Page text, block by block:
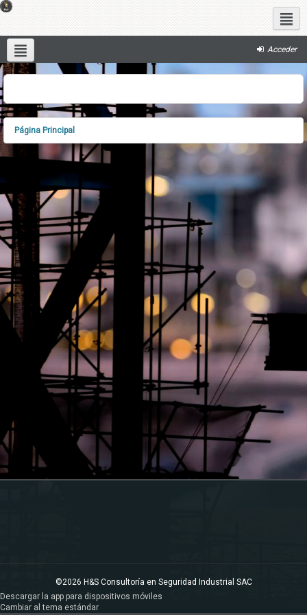
Acceder
Español - Internacional ‎(es)‎
Página Principal
©2026 H&S Consultoría en Seguridad Industrial SAC
Descargar la app para dispositivos móviles
Cambiar al tema estándar